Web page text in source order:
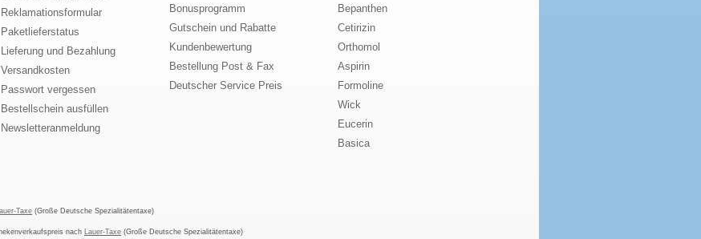
Reklamationsformular
Paketlieferstatus
Lieferung und Bezahlung
Versandkosten
Passwort vergessen
Bestellschein ausfüllen
Newsletteranmeldung
Bonusprogramm
Gutschein und Rabatte
Kundenbewertung
Bestellung Post & Fax
Deutscher Service Preis
Bepanthen
Cetirizin
Orthomol
Aspirin
Formoline
Wick
Eucerin
Basica
Lauer-Taxe (Große Deutsche Spezialitätentaxe)
nach Lauer-Taxe (Große Deutsche Spezialitätentaxe)